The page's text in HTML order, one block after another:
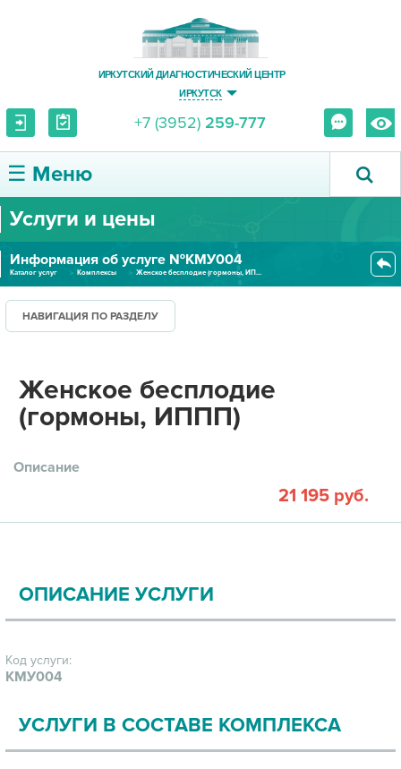
ИРКУТСКИЙ ДИАГНОСТИЧЕСКИЙ ЦЕНТР
ИРКУТСК
+7 (3952) 259-777
☰ Меню
О ЦЕНТРЕ
УСЛУГИ И ЦЕНЫ
ПАЦИЕНТУ
ПРАВОВАЯ ИНФОРМАЦИЯ
Услуги и цены
Информация об услуге №КМУ004
Каталог услуг Комплексы Женское бесплодие (гормоны, ИП...
НАВИГАЦИЯ ПО РАЗДЕЛУ
Женское бесплодие
(гормоны, ИППП)
Описание
21 195 руб.
ОПИСАНИЕ УСЛУГИ
Код услуги:
КМУ004
УСЛУГИ В СОСТАВЕ КОМПЛЕКСА